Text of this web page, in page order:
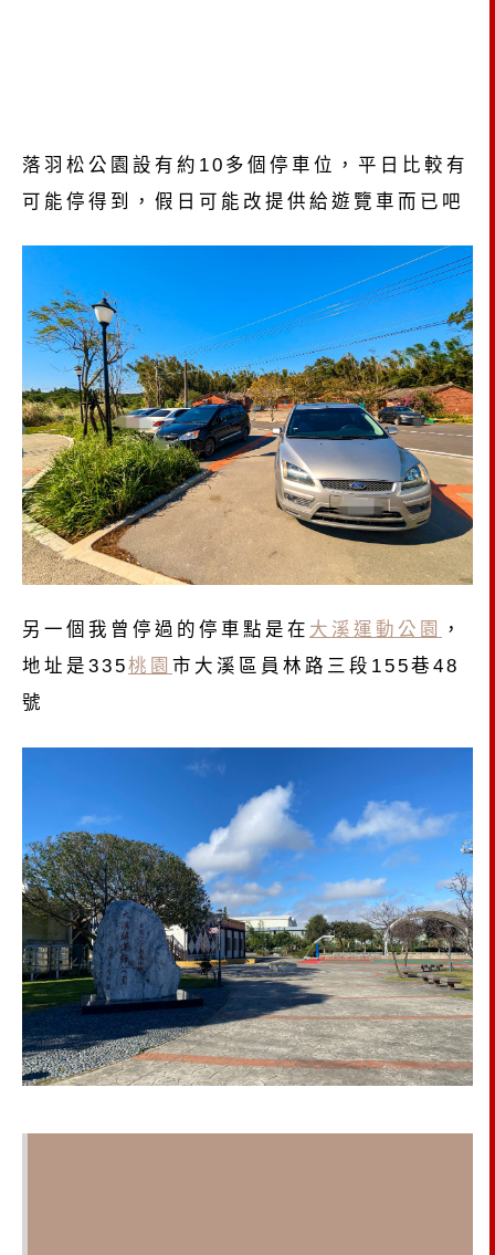
落羽松公園設有約10多個停車位，平日比較有
可能停得到，假日可能改提供給遊覽車而已吧
另一個我曾停過的停車點是在 大溪運動公園
，
地址是335桃園 市大溪區員林路三段155巷48
號